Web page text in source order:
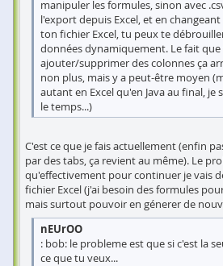
manipuler les formules, sinon avec
l'export depuis Excel, et en
ton fichier Excel, tu peux te
données dynamiquement. Le fait que
ajouter/supprimer des colonnes ça
non plus, mais y a peut-être moyen
autant en Excel qu'en Java au final, je
le temps...)
C'est ce que je fais actuellement (enfin
par des tabs, ça revient au même). Le
qu'effectivement pour continuer je vais
fichier Excel (j'ai besoin des formules
mais surtout pouvoir en génerer de
nEUrOO
: bob: le probleme est que si c'est la
ce que tu veux...